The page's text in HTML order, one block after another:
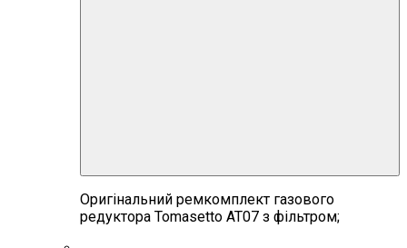
Оригінальний ремкомплект газового
редуктора Tomasetto AT07 з фільтром;